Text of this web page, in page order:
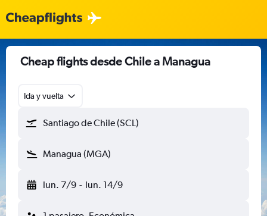
Cheap flights desde Chile a Managua
Ida y vuelta
Santiago de Chile (SCL)
Managua (MGA)
lun. 7/9 - lun. 14/9